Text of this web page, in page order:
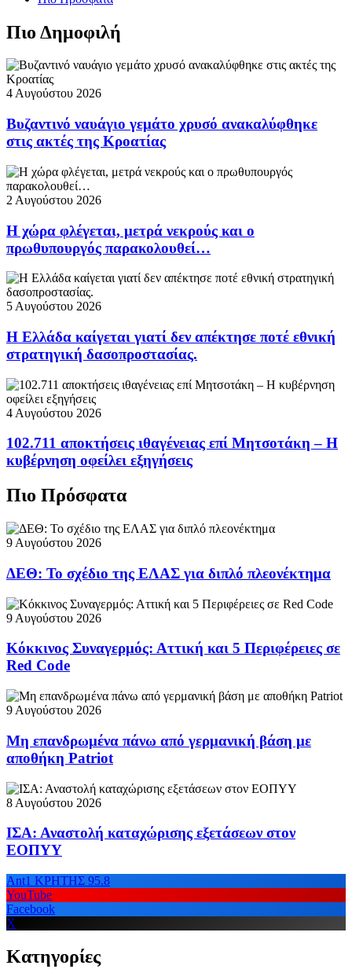
Πιο Δημοφιλή
4 Αυγούστου 2026
Βυζαντινό ναυάγιο γεμάτο χρυσό ανακαλύφθηκε
στις ακτές της Κροατίας
2 Αυγούστου 2026
Η χώρα φλέγεται, μετρά νεκρούς και ο
πρωθυπουργός παρακολουθεί…
5 Αυγούστου 2026
Η Ελλάδα καίγεται γιατί δεν απέκτησε ποτέ εθνική
στρατηγική δασοπροστασίας.
4 Αυγούστου 2026
102.711 αποκτήσεις ιθαγένειας επί Μητσοτάκη – Η
κυβέρνηση οφείλει εξηγήσεις
Πιο Πρόσφατα
9 Αυγούστου 2026
ΔΕΘ: Το σχέδιο της ΕΛΑΣ για διπλό πλεονέκτημα
9 Αυγούστου 2026
Κόκκινος Συναγερμός: Αττική και 5 Περιφέρειες σε
Red Code
9 Αυγούστου 2026
Μη επανδρωμένα πάνω από γερμανική βάση με
αποθήκη Patriot
8 Αυγούστου 2026
ΙΣΑ: Αναστολή καταχώρισης εξετάσεων στον
ΕΟΠΥΥ
Ant1 ΚΡΗΤΗΣ 95.8
YouTube
Facebook
X
Κατηγορίες